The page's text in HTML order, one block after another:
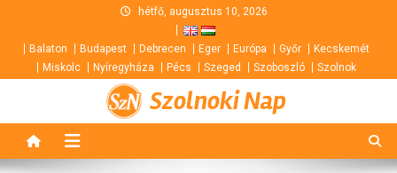
content
hétfő, augusztus 10, 2026
Balaton Budapest Debrecen Eger Európa Győr
Kecskemét
Miskolc
Nyíregyháza Pécs Szeged Szoboszló Szolnok
Szolnoki Nap